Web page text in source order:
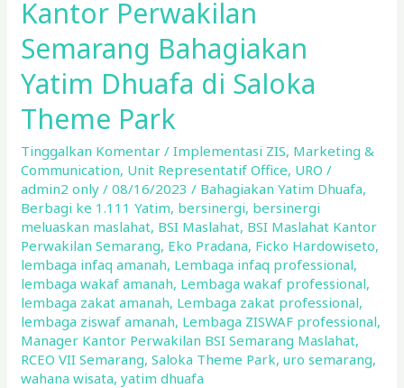
Kantor Perwakilan
Semarang Bahagiakan
Yatim Dhuafa di Saloka
Theme Park
Tinggalkan Komentar /Implementasi ZIS, Marketing &
Communication, Unit Representatif Office, URO /
admin2 only/08/16/2023/ Bahagiakan Yatim Dhuafa,
Berbagi ke 1.111 Yatim, bersinergi, bersinergi
meluaskan maslahat, BSI Maslahat, BSI Maslahat Kantor
Perwakilan Semarang, Eko Pradana, Ficko Hardowiseto,
lembaga infaq amanah, Lembaga infaq professional,
lembaga wakaf amanah, Lembaga wakaf professional,
lembaga zakat amanah, Lembaga zakat professional,
lembaga ziswaf amanah, Lembaga ZISWAF professional,
Manager Kantor Perwakilan BSI Semarang Maslahat,
RCEO VII Semarang,Saloka Theme Park,uro semarang,
wahana wisata,yatim dhuafa
1,
BSI
Maslahat
Kantor
Perwakilan
Semarang
Bahagiakan
Yatim
Dhuafa
di
Saloka
Theme
Park